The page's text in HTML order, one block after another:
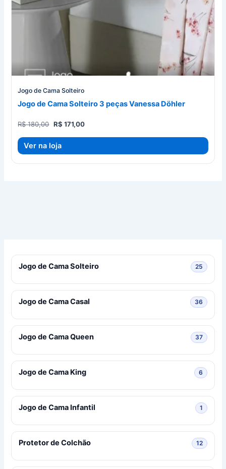
Jogo de Cama Solteiro
Jogo de Cama Solteiro 3 peças Vanessa Döhler
R$180,00 O
era:
R$ 171,00O
Ver na loja
Jogo de Cama Solteiro 2525
Jogo de Cama Casal 3636
Jogo de Cama Queen 3737
Jogo de Cama King 66
Jogo de Cama Infantil 11
Protetor de Colchão 1212